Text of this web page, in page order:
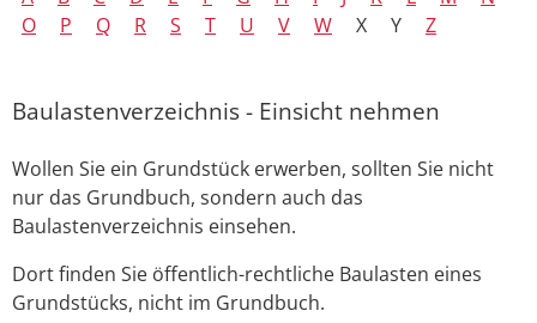
O
P Q R S T U V W X Y Z
Baulastenverzeichnis - Einsicht nehmen
Wollen Sie ein Grundstück erwerben, sollten Sie nicht
nur das Grundbuch, sondern auch das
Baulastenverzeichnis einsehen.
Dort finden Sie öffentlich-rechtliche Baulasten eines
Grundstücks, nicht im Grundbuch.